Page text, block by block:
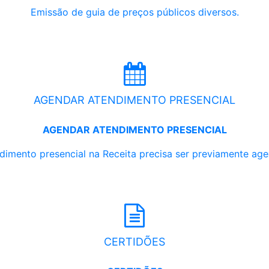
Emissão de guia de preços públicos diversos.
AGENDAR ATENDIMENTO PRESENCIAL
AGENDAR ATENDIMENTO PRESENCIAL
presencial na Receita precisa ser previamente
CERTIDÕES